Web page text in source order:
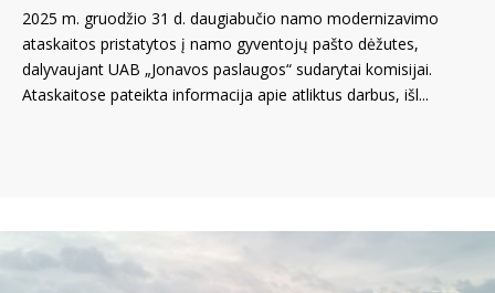
2025 m. gruodžio 31 d. daugiabučio namo modernizavimo
ataskaitos pristatytos į namo gyventojų pašto dėžutes,
dalyvaujant UAB „Jonavos paslaugos“ sudarytai komisijai.
Ataskaitose pateikta informacija apie atliktus darbus, išl...